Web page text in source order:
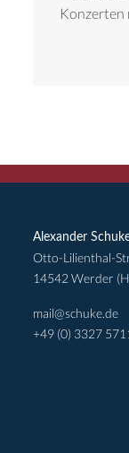
Konzerten
Alexander
Otto-Lilienthal-
14542 Werder
mail@schuke.de
+49 (0) 3327